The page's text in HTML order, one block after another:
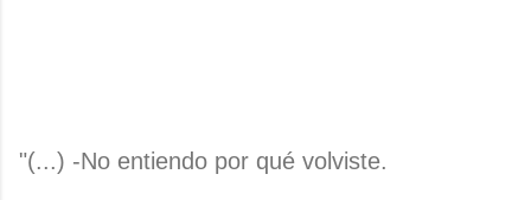
"(...) -No entiendo por qué volviste.